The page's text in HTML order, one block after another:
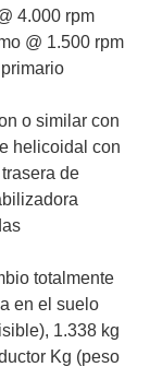
4.000 rpm
@ 1.500 rpm
o similar con
helicoidal con
de
totalmente
en el suelo
1.338 kg
Kg (peso